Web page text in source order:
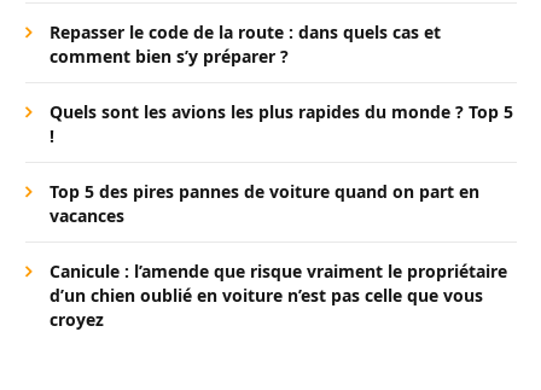
Repasser le code de la route : dans quels cas et
comment bien s’y préparer ?
Quels sont les avions les plus rapides du monde ? Top 5
!
Top 5 des pires pannes de voiture quand on part en
vacances
Canicule : l’amende que risque vraiment le propriétaire
d’un chien oublié en voiture n’est pas celle que vous
croyez